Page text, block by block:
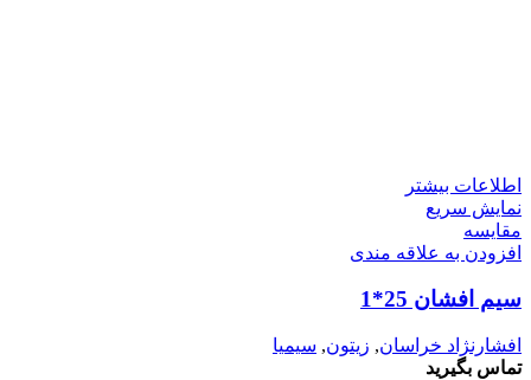
اطلاعات بیشتر
نمایش سریع
مقايسه
افزودن به علاقه مندی
سیم افشان 25*1
افشارنژاد خراسان, زیتون, سیمیا
تماس بگیرید